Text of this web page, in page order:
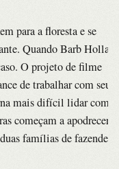
para a floresta e se
Quando Barb
O projeto de filme
de trabalhar com seu
mais difícil lidar com
começam a apodrecer
famílias de